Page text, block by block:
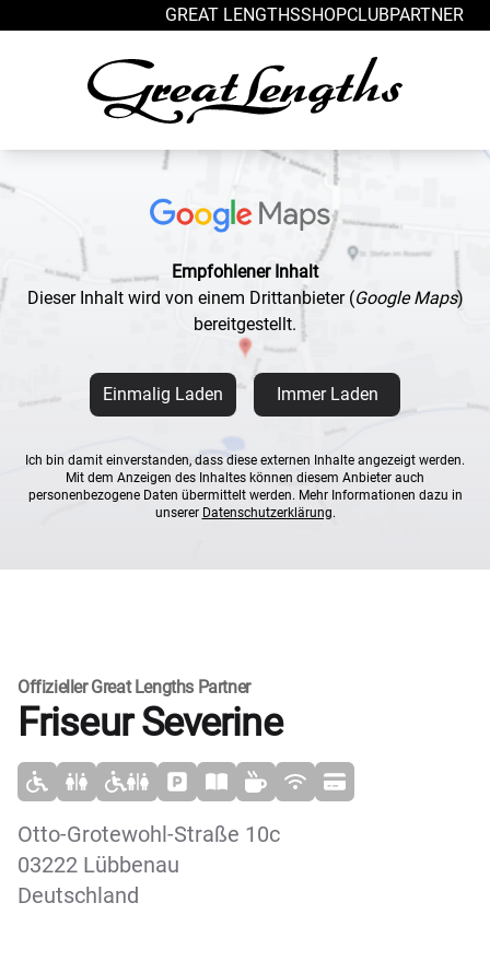
GREAT LENGTHSSHOPCLUBPARTNER
Empfohlener Inhalt
Dieser Inhalt wird von einem Drittanbieter (Google Maps)
bereitgestellt.
Einmalig Laden Immer Laden
Ich bin damit einverstanden, dass diese externen Inhalte angezeigt werden.
Mit dem Anzeigen des Inhaltes können diesem Anbieter auch
personenbezogene Daten übermittelt werden. Mehr Informationen dazu in
unserer Datenschutzerklärung.
Offizieller Great Lengths Partner
Friseur Severine
Otto-Grotewohl-Straße 10c
03222 Lübbenau
Deutschland